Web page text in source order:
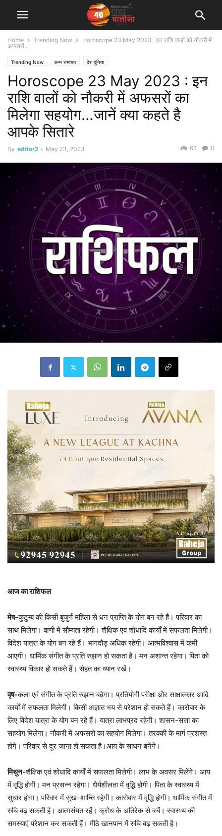
Home Trending Now
Horoscope 23 May 2023 : इन राशि वालों को नौकरी में
अफसरों...
Trending Now अन्य समाचार देश दुनिया
Horoscope 23 May 2023 : इन
राशि वालों को नौकरी में अफसरों का
मिलेगा सहयोग…जानें क्या कहते है
आपके सितारे
By editor2 - May 23, 2023 0
64
आज का राशिफल
मेष-कुटुम्ब की किसी बुजुर्ग महिला से धन प्राप्ति के योग बन रहे हैं। परिवार का
साथ मिलेगा। वाणी में सौम्यता रहेगी। शैक्षिक एवं शोधादि कार्यों में सफलता मिलेगी।
विदेश यात्रा के योग बन रहे हैं। भागदौड़ अधिक रहेगी। आत्मविश्वास में कमी
आएगी। धार्मिक संगीत के प्रति रुझान हो सकता है। मन अशान्त रहेगा। पिता को
स्वास्थ्‍य विकार हो सकते हैं। सेहत का ध्यान रखें।
वृष-कला एवं संगीत के प्रति रुझान बढ़ेगा। प्रतियोगी परीक्षा और साक्षात्कार आदि
कार्यों में सफलता मिलेगी। किसी अज्ञात भय से परेशान हो सकते हैं। कारोबार के
लिए विदेश यात्रा के योग बन रहे हैं। यात्रा लाभप्रद रहेगी। शासन-सत्ता का
सहयोग मिलेगा। नौकरी में अफसरों का सहयोग मिलेगा। तरक्की के मार्ग प्रशस्त
होंगे। परिवार से दूर जाना हो सकता है।आय के साधन बनेंगे।
मिथुन-शैक्षिक एवं शोधादि कार्यों में सफलता मिलेगी। लाभ के अवसर मिलेंगे। आय
में वृद्धि होगी। मन प्रसन्न रहेगा। धैर्यशीलता में वृद्धि होगी। पिता के स्वास्थ्य में
सुधार होगा। परिवार में सुख-शान्ति रहेगी। कारोबार में वृद्धि होगी। धार्मिक संगीत में
रुचि बढ़ सकती है। आत्मसंयत रहें। क्रोध के अतिरेक से बचें। स्वास्थ्य की
समस्याएं परेशान कर सकती हैं। मीठे खानपान में रुचि बढ़ सकती है।